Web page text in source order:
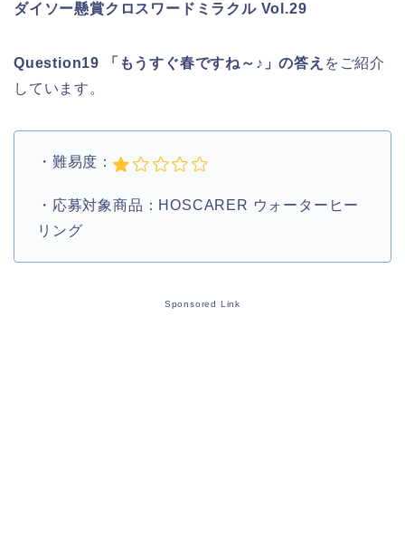
ダイソー懸賞クロスワードミラクル Vol.29
Question19 「もうすぐ春ですね～♪」の答え をご紹介
しています。
・難易度：
・応募対象商品：HOSCARER ウォーターヒー
リング
Sponsored Link